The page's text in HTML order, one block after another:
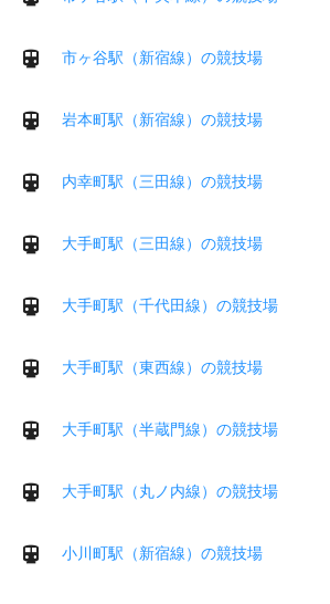
市ヶ谷駅（新宿線）の競技場
岩本町駅（新宿線）の競技場
内幸町駅（三田線）の競技場
大手町駅（三田線）の競技場
大手町駅（千代田線）の競技場
大手町駅（東西線）の競技場
大手町駅（半蔵門線）の競技場
大手町駅（丸ノ内線）の競技場
小川町駅（新宿線）の競技場